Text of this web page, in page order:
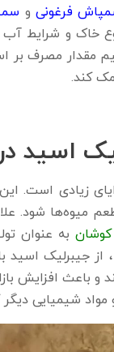
فرغونیو
خاک و شرایط
مقدار مصرف
کند.
اسید
زیادی است.
شود.
به عنوان
از جیبرلیک
و باعث افزایش
مواد شیمیایی